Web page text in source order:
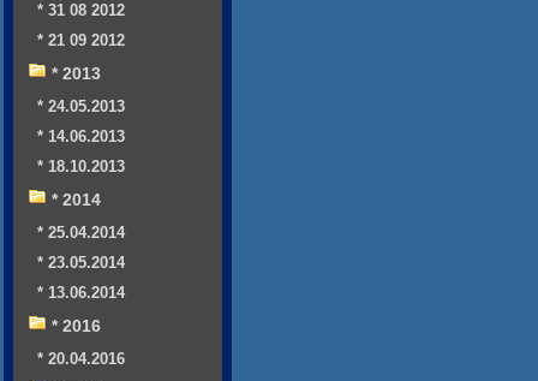
* 31 08 2012
* 21 09 2012
* 2013
* 24.05.2013
* 14.06.2013
* 18.10.2013
* 2014
* 25.04.2014
* 23.05.2014
* 13.06.2014
* 2016
* 20.04.2016